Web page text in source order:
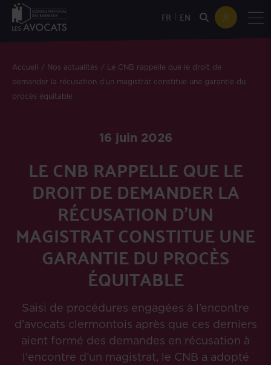
FR EN
Accueil Nos actualités
Le CNB rappelle que le droit de
demander la récusation d’un magistrat constitue une garantie du
procès équitable
16 juin 2026
LE CNB RAPPELLE QUE LE
DROIT DE DEMANDER LA
RÉCUSATION D’UN
MAGISTRAT CONSTITUE UNE
GARANTIE DU PROCÈS
ÉQUITABLE
Saisi de procédures engagées à l’encontre
d’avocats clermontois après que ces derniers
aient formé des demandes en récusation à
l'encontre d’un magistrat, le CNB a adopté